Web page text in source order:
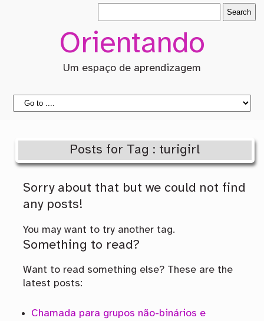
Orientando
Um espaço de aprendizagem
Posts for Tag : turigirl
Sorry about that but we could not find
any posts!
You may want to try another tag.
Something to read?
Want to read something else? These are the
latest posts:
Chamada para grupos não-binários e